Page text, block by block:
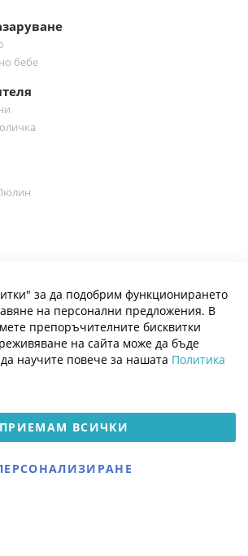
бебе
магазин
и поддържан
за да подобрим функционирането
на персонални предложения. В
препоръчителните бисквитки
на сайта може да бъде
научите повече за нашата Политика
ПРИЕМАМ ВСИЧКИ